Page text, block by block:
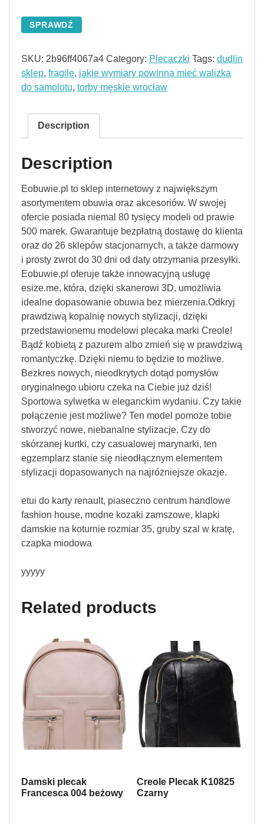
SPRAWDŹ
SKU: 2b96ff4067a4 Category: Plecaczki Tags: dudlin
sklep, fragile, jakie wymiary powinna mieć walizka
do samolotu, torby męskie wrocław
Description
Description
Eobuwie.pl to sklep internetowy z największym
asortymentem obuwia oraz akcesoriów. W swojej
ofercie posiada niemal 80 tysięcy modeli od prawie
500 marek. Gwarantuje bezpłatną dostawę do klienta
oraz do 26 sklepów stacjonarnych, a także darmowy
i prosty zwrot do 30 dni od daty otrzymania przesyłki.
Eobuwie.pl oferuje także innowacyjną usługę
esize.me, która, dzięki skanerowi 3D, umożliwia
idealne dopasowanie obuwia bez mierzenia.Odkryj
prawdziwą kopalnię nowych stylizacji, dzięki
przedstawionemu modelowi plecaka marki Creole!
Bądź kobietą z pazurem albo zmień się w prawdziwą
romantyczkę. Dzięki niemu to będzie to możliwe.
Bezkres nowych, nieodkrytych dotąd pomysłów
oryginalnego ubioru czeka na Ciebie już dziś!
Sportowa sylwetka w eleganckim wydaniu. Czy takie
połączenie jest możliwe? Ten model pomoże tobie
stworzyć nowe, niebanalne stylizacje. Czy do
skórzanej kurtki, czy casualowej marynarki, ten
egzemplarz stanie się nieodłącznym elementem
stylizacji dopasowanych na najróżniejsze okazje.
etui do karty renault, piaseczno centrum handlowe
fashion house, modne kozaki zamszowe, klapki
damskie na koturnie rozmiar 35, gruby szal w kratę,
czapka miodowa
yyyyy
Related products
Damski plecak
Francesca 004 beżowy
Creole Plecak K10825
Czarny